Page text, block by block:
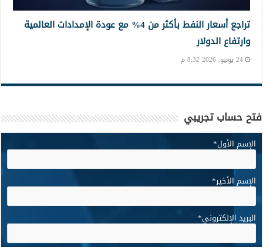
تراجع أسعار النفط بأكثر من 4% مع عودة الإمدادات العالمية
وارتفاع الدولار
24 يونيو, 2026 8:32 م
فتح حساب تجريبي
الإسم الأول*
الإسم الأخير*
البريد الإلكتروني*